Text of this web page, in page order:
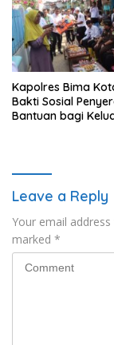
Kapolres Bima
Bakti Sosial
Bantuan bagi
Leave a Reply
Your email
marked *